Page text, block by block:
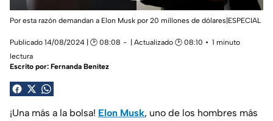
Por esta razón demandan a Elon Musk por 20 millones de dólares|ESPECIAL
Publicado 14/08/2024 | 🕑 08:08 | Actualizado 🕑 08:10
1 minuto
lectura
Escrito por: Fernanda Benítez
¡Una más a la bolsa! Elon Musk, uno de los hombres más